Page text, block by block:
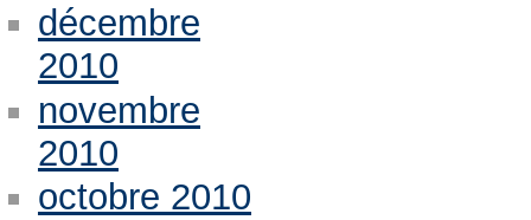
décembre
2010
novembre
2010
octobre 2010